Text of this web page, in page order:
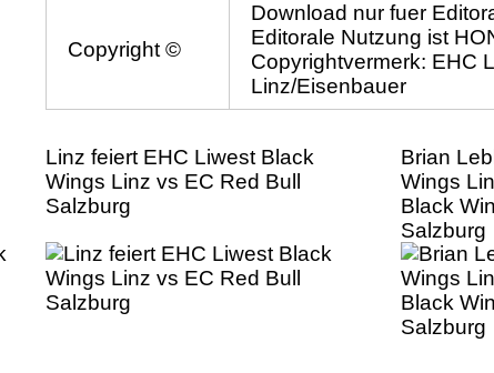
Copyright ©
Download nur fuer
Editorale Nutzung ist
Copyrightvermerk: EHC
Linz/Eisenbauer
Linz feiert EHC Liwest Black
Wings Linz vs EC Red Bull
Salzburg
Brian
Wings
Black
Salzburg